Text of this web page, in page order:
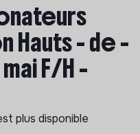
Hauts - de -
F/H -
plus disponible